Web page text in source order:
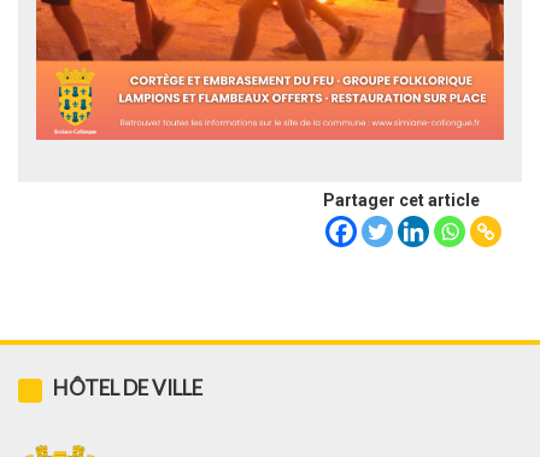
Partager cet article
HÔTEL DE VILLE